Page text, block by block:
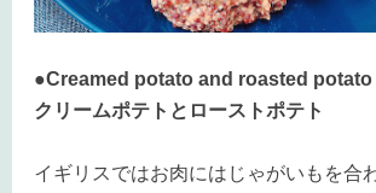
●Creamed potato and roasted potato
クリームポテトとローストポテト
イギリスではお肉にはじゃがいもを合